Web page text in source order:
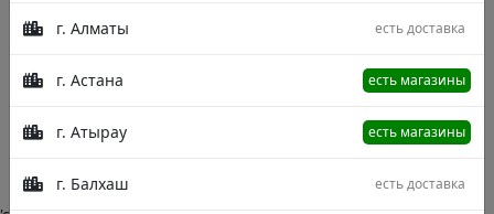
г. Алматы есть доставка
г. Астана есть магазины
г. Атырау есть магазины
г. Балхаш есть доставка